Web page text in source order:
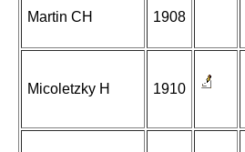
Martin CH 1908
Micoletzky H 1910